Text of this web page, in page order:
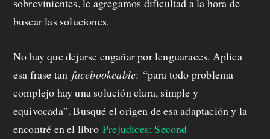
buscar las soluciones.
No hay que dejarse engañar por lenguaraces. Aplica
esa frase tan facebookeable: “para todo problema
complejo hay una solución clara, simple y
equivocada”. Busqué el origen de esa adaptación y la
encontré en el libroPrejudices: Second